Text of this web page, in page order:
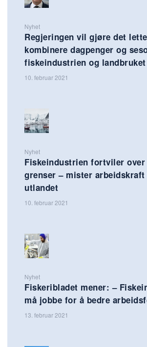
Nyhet
Regjeringen vil gjøre det
kombinere dagpenger og
fiskeindustrien og landbruket
10. februar 2021
Nyhet
Fiskeindustrien fortviler over
grenser – mister
utlandet
10. februar 2021
Nyhet
Fiskeribladet mener: –
må jobbe for å bedre
13. februar 2021